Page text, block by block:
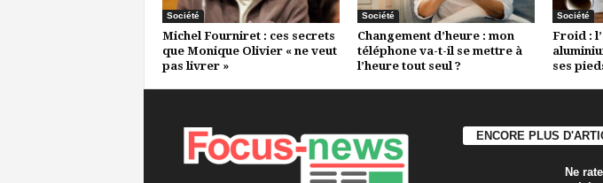
Société
Michel Fourniret : ces secrets
que Monique Olivier « ne veut
pas livrer »
Société
Changement d’heure : mon
téléphone va-t-il se mettre à
l’heure tout seul ?
Société
Froid :
ses
ENCORE PLUS
Ne